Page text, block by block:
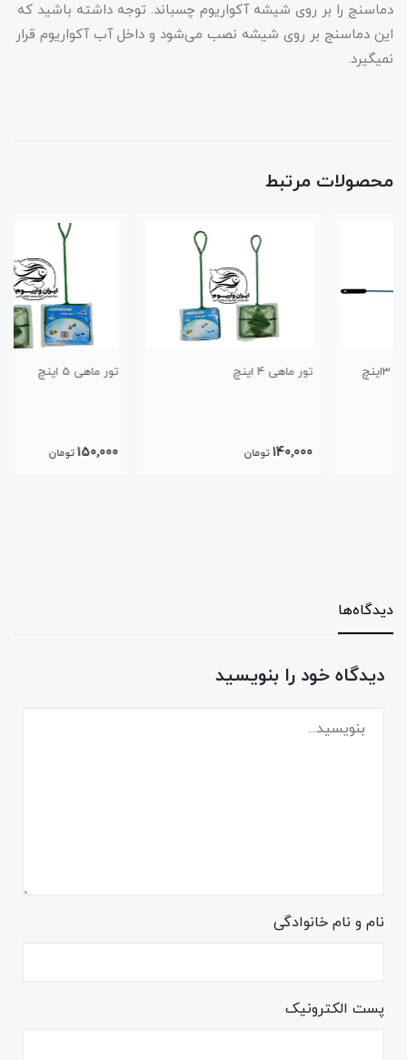
دماسنج را بر روی شیشه آکواریوم چسباند. توجه داشته باشید که
این دماسنج بر روی شیشه نصب می‌شود و داخل آب آکواریوم قرار
نمیگیرد.
محصولات مرتبط
تور ماهی 4 اینچ
دیدگاه‌ها
دیدگاه خود را بنویسید
نام و نام خانوادگی
پست الکترونیک